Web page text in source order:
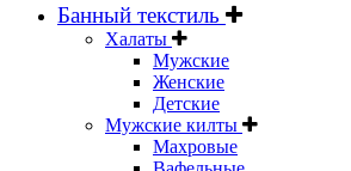
Банный текстиль
Халаты
Мужские
Женские
Детские
Мужские килты
Махровые